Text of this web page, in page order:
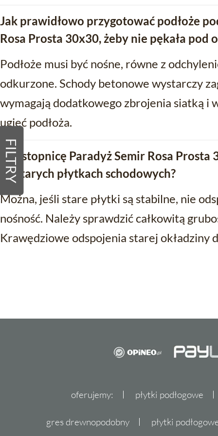
FILTRY
Jak prawidłowo przygotować podłoże
Rosa Prosta 30x30, żeby nie pękała pod
Podłoże musi być nośne, równe z
odkurzone. Schody betonowe wystarczy
wymagają dodatkowego zbrojenia siatką
ugięć podłoża.
Czy stopnicę Paradyż Semir Rosa
na starych płytkach schodowych?
Można, jeśli stare płytki są stabilne, nie
nośność. Należy sprawdzić całkowitą
Krawędziowe odspojenia starej okładziny
oferujemy: płytki podłogowe
gres drewnopodobny płytki